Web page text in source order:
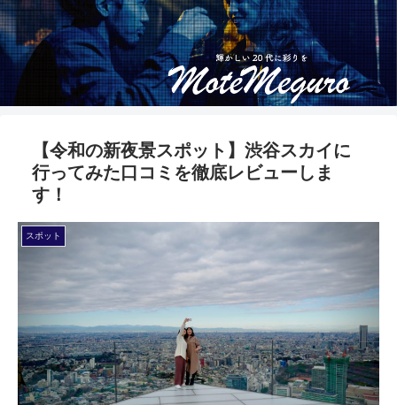
【令和の新夜景スポット】渋谷スカイに
行ってみた口コミを徹底レビューしま
す！
スポット